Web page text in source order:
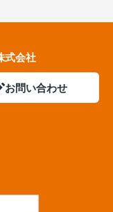
式会社
お問い合わせ